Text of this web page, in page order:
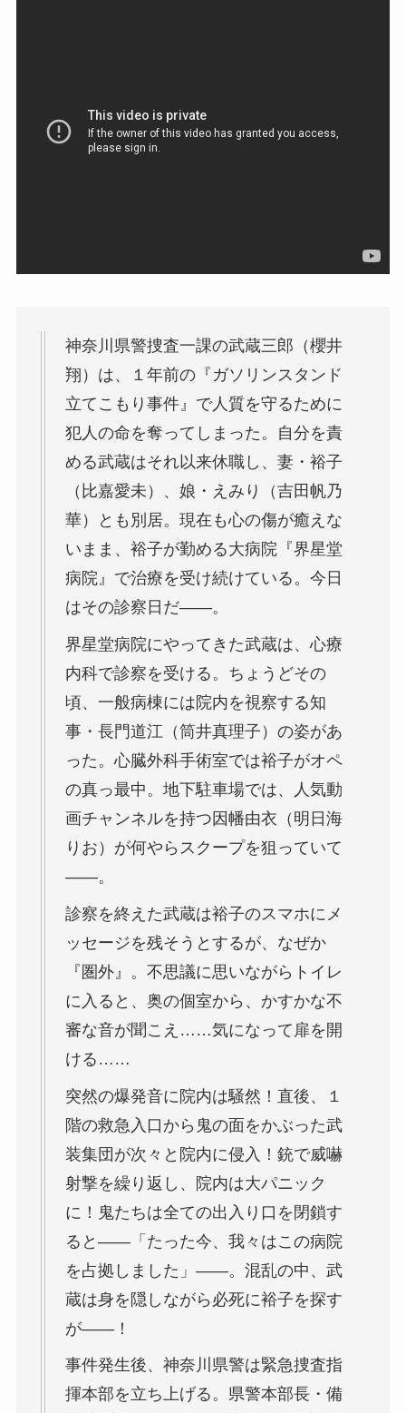
神奈川県警捜査一課の武蔵三郎（櫻井
翔）は、１年前の『ガソリンスタンド
立てこもり事件』で人質を守るために
犯人の命を奪ってしまった。自分を責
める武蔵はそれ以来休職し、妻・裕子
（比嘉愛未）、娘・えみり（吉田帆乃
華）とも別居。現在も心の傷が癒えな
いまま、裕子が勤める大病院『界星堂
病院』で治療を受け続けている。今日
はその診察日だ――。
界星堂病院にやってきた武蔵は、心療
内科で診察を受ける。ちょうどその
頃、一般病棟には院内を視察する知
事・長門道江（筒井真理子）の姿があ
った。心臓外科手術室では裕子がオペ
の真っ最中。地下駐車場では、人気動
画チャンネルを持つ因幡由衣（明日海
りお）が何やらスクープを狙っていて
――。
診察を終えた武蔵は裕子のスマホにメ
ッセージを残そうとするが、なぜか
『圏外』。不思議に思いながらトイレ
に入ると、奥の個室から、かすかな不
審な音が聞こえ……気になって扉を開
ける……
突然の爆発音に院内は騒然！直後、１
階の救急入口から鬼の面をかぶった武
装集団が次々と院内に侵入！銃で威嚇
射撃を繰り返し、院内は大パニック
に！鬼たちは全ての出入り口を閉鎖す
ると――「たった今、我々はこの病院
を占拠しました」――。混乱の中、武
蔵は身を隠しながら必死に裕子を探す
が――！
事件発生後、神奈川県警は緊急捜査指
揮本部を立ち上げる。県警本部長・備